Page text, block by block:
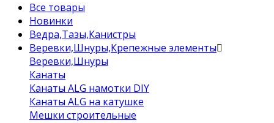
Все товары
Новинки
Ведра,Тазы,Канистры
Веревки,Шнуры,Крепежные элементы
Веревки,Шнуры
Канаты
Канаты ALG намотки DIY
Канаты ALG на катушке
Мешки строительные